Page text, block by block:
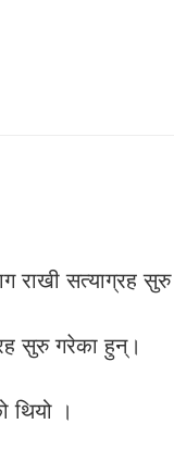
राखी सत्याग्रह
सुरु गरेका हुन्।
थियो ।